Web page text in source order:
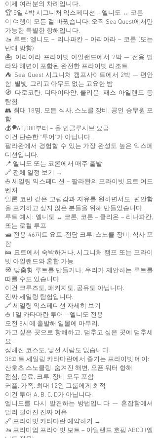
이제 여러분의 차례입니다.
🏆 5일 4박 시그니처 익스페디션 – 엘니도 ↔ 코론
이 여행이 모든 걸 바꿨습니다. 오직 Sea Quest에서만
가능한 특별한 항해입니다.
🚤 루트: 엘니도 – 리나파칸 – 아리아라 – 코론 (또는
반대 방향)
🏝 아리아라 프라이빗 아일랜드에서 2박 — 전용 빌
라와 해변이 포함된 완전한 프라이빗 리조트
⛺ Sea Quest 시그니처 캠프사이트에서 2박 — 편안
함, 별빛, 그리고 아무도 없는 고요한 밤
🧭 다로코탄, 디타이타얀, 쿨리온, 패스 아일랜드 등
탐험
👥 최대 18명, 모든 식사, 스노클 장비, 공인 승무원 포
함
💰 ₱60,000부터 – 올 인클루시브 요금
이건 단순한 "투어"가 아닙니다.
팔라완에서 경험할 수 있는 가장 완성도 높은 익스페
디션입니다.
📍 엘니도 또는 코론에서 매주 출발
🔗 전체 일정 보기 →
⛵ 세일링 익스페디션 – 팔라완의 프라이빗 요트 어드
벤처
일론 코빈 같은 고립감과 자유를 원하면서도, 편안함
을 포기하고 싶지 않은 분들을 위해 만들었습니다.
루트 예시: 엘니도 ↔ 코론, 코론 – 쿨리온 – 리나파칸,
또는 로컬 루프
🛥 전용 46피트 요트, 전담 크루, 스노클 장비, 식사 포
함
🛌 요트에서 숙박하거나, 시그니처 캠프 또는 프라이
빗 아일랜드와 혼합 가능
🧭 맞춤형 루트를 만들거나, 우리가 제안하는 루트를
따를 수도 있습니다
이건 크루즈도, 패키지도, 공유도 아닙니다.
진짜 세일링 탐험입니다.
🔗 세일링 익스페디션 자세히 보기
⛵ 1일 카타마란 투어 – 엘니도 전용
오전 8시에 출발해 일몰에 마무리.
가고 싶은 곳으로 항해하고, 멈추고 싶은 곳에 멈추세
요.
정해진 코스도, 낯선 사람도 없습니다.
38피트 세일링 카타마란에서 즐기는 프라이빗 데이:
산호초 스노클링, 숨겨진 해변, 오픈 워터 항해
점심, 음료, 크루, 장비 모두 포함
커플, 가족, 최대 12인 그룹에게 최적
이건 투어 A, B, C, D가 아닙니다.
엘니도를 다시 발견하는 방법입니다 — 혼잡함에서
멀리 떨어진 진짜 여유.
🔗 프라이빗 카타마란 예약하기 →
🚤 프리미엄 프라이빗 보트 – 아일랜드 호핑 ABCD (엘